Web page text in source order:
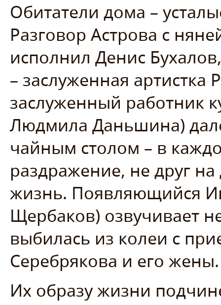
Обитатели дома –
Разговор Астрова с
исполнил Денис
– заслуженная
заслуженный работник
Людмила Даньшина)
чайным столом – в
раздражение, не друг
жизнь. Появляющийся
Щербаков) озвучивает
выбилась из колеи с
Серебрякова и его жены.
Их образу жизни